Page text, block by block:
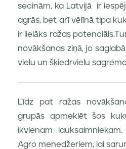
secinām, ka Latvijā ir
agrās, bet arī vēlīnā tipa
ir lielāks ražas
novākšanas ziņā, jo
vielu un šķiedrvielu
Līdz pat ražas
grupās apmeklēt šos
ikvienam
Agro menedžeriem, lai